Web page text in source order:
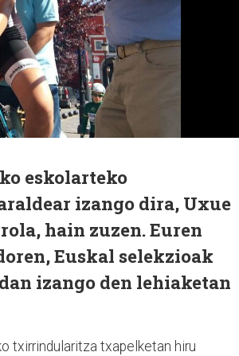
eskolarteko
izango dira, Uxue
hain zuzen. Euren
Euskal selekzioak
izango den lehiaketan
txirrindularitza txapelketan hiru